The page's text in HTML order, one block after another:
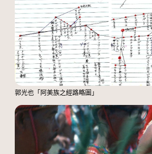
郭光也「阿美族之經路略圖」